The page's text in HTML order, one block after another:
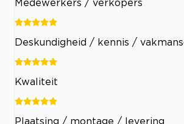
Medewerkers / verkopers
Deskundigheid / kennis /
Kwaliteit
Plaatsing / montage / levering